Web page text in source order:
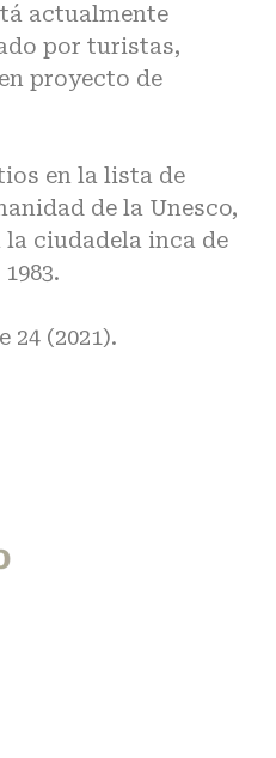
actualmente
por turistas,
proyecto de
en la lista de
de la Unesco,
la ciudadela inca de
24 (2021).